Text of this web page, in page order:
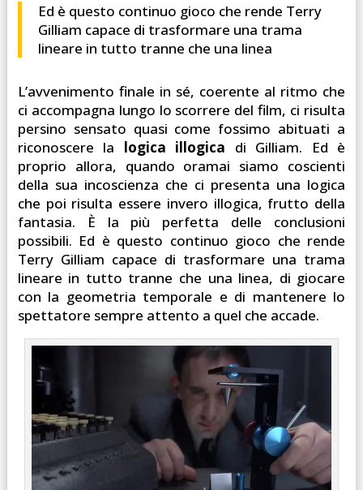
Ed è questo continuo gioco che rende Terry
Gilliam capace di trasformare una trama
lineare in tutto tranne che una linea
L’avvenimento finale in sé, coerente al ritmo che
ci accompagna lungo lo scorrere del film, ci risulta
persino sensato quasi come fossimo abituati a
riconoscere la logica illogica di Gilliam. Ed è
proprio allora, quando oramai siamo coscienti
della sua incoscienza che ci presenta una logica
che poi risulta essere invero illogica, frutto della
fantasia. È la più perfetta delle conclusioni
possibili. Ed è questo continuo gioco che rende
Terry Gilliam capace di trasformare una trama
lineare in tutto tranne che una linea, di giocare
con la geometria temporale e di mantenere lo
spettatore sempre attento a quel che accade.